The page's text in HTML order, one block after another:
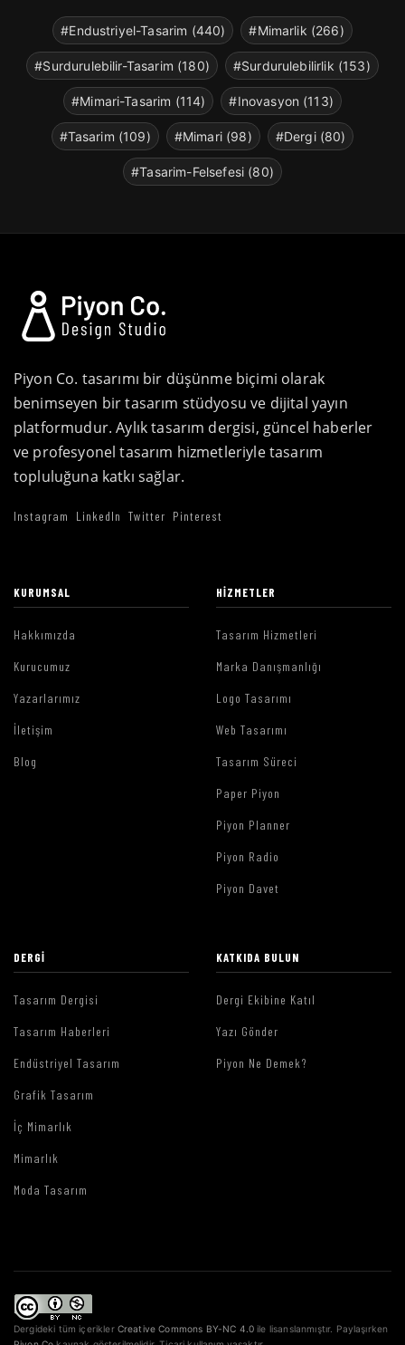
#Endustriyel-Tasarim (440) #Mimarlik (266)
#Surdurulebilir-Tasarim (180) #Surdurulebilirlik (153)
#Mimari-Tasarim (114) #Inovasyon (113)
#Tasarim (109) #Mimari (98) #Dergi (80)
#Tasarim-Felsefesi (80)
Piyon Co. tasarımı bir düşünme biçimi olarak
benimseyen bir tasarım stüdyosu ve dijital yayın
platformudur. Aylık tasarım dergisi, güncel haberler
ve profesyonel tasarım hizmetleriyle tasarım
topluluğuna katkı sağlar.
Instagram LinkedIn Twitter Pinterest
KURUMSAL
Hakkımızda
Kurucumuz
Yazarlarımız
İletişim
Blog
HIZMETLER
Tasarım Hizmetleri
Marka Danışmanlığı
Logo Tasarımı
Web Tasarımı
Tasarım Süreci
Paper Piyon
Piyon Planner
Piyon Radio
Piyon Davet
DERGI
Tasarım Dergisi
Tasarım Haberleri
Endüstriyel Tasarım
Grafik Tasarım
İç Mimarlık
Mimarlık
Moda Tasarım
KATKIDA BULUN
Dergi Ekibine Katıl
Yazı Gönder
Piyon Ne Demek?
Dergideki tüm içerikler Creative Commons BY-NC 4.0 ile lisanslanmıştır. Paylaşırken